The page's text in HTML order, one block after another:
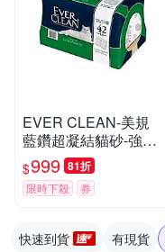
EVER CLEAN-美規
藍鑽超凝結貓砂-強效
低敏結塊貓砂 42LB(1
9kg)=綠標★
$999 81折
限時下殺 券
快速到貨 有現貨